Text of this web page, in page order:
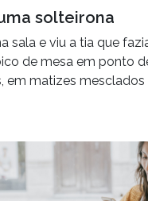
solteirona
sala e viu a tia que
de mesa em ponto
em matizes mesclados